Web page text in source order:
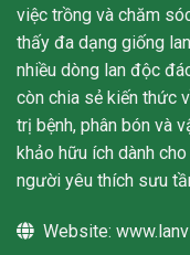
việc trồng và chăm
thấy đa dạng giống
nhiều dòng lan độc
còn chia sẻ kiến thức
trị bệnh, phân bón và
khảo hữu ích dành
người yêu thích sưu
Website: